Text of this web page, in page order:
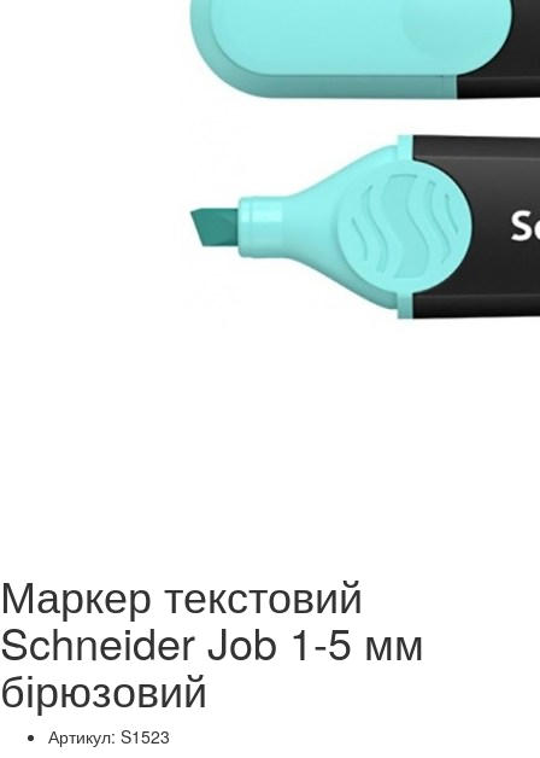
Маркер текстовий
Schneider Job 1-5 мм
бірюзовий
Артикул: S1523